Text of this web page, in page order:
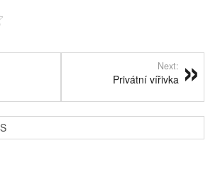
Next:
Privátní vířivka